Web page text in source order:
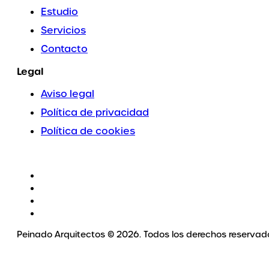
Estudio
Servicios
Contacto
Legal
Aviso legal
Política de privacidad
Política de cookies
Peinado Arquitectos © 2026. Todos los derechos